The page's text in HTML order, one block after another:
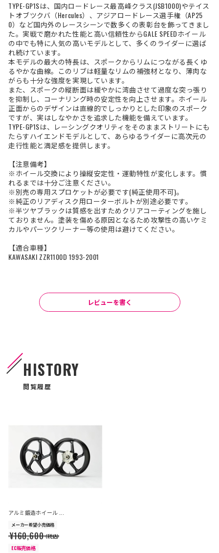
TYPE-GP1Sは、国内ロードレース最高峰クラス(JSB1000)やテイス
トオブツクバ（Hercules）、アジアロードレース選手権（AP25
0）など国内外のレースシーンで数多くの表彰台を飾ってきまし
た。実戦で磨かれた性能と高い信頼性からGALE SPEEDホイール
の中でも特に人気の高いモデルとして、多くのライダーに選ば
れ続けています。
本モデルの最大の特長は、スポークからリムにつながる長くゆ
るやかな曲線。このリブは軽量なリムの補強材となり、薄肉な
がらも十分な強度を実現しています。
また、スポークの縦断面は緩やかに湾曲させて過度な突っ張り
を抑制し、コーナリング時の安定性を向上させます。ホイール
正面からのデザインは直線的でしっかりとした印象のスポーク
ですが、実はしなやかさを追求した機能を備えています。
TYPE-GP1Sは、レーシングクオリティをそのままストリートにも
たらすハイエンドモデルとして、あらゆるライダーに高次元の
走行性能と満足感を提供します。
【注意備考】
※ホイール交換により操縦安定性・運動特性が変化します。慣
れるまでは十分ご注意ください。
※別売の専用スプロケットが必要です(純正使用不可)。
※純正のリアディスク用ローターボルトが別途必要です。
※半ツヤブラックは質感を出すためクリアコーティングを施し
ておりません。塗装を傷める原因となるため攻撃性の高いケミ
カルやパーツクリーナー等の使用は避けてください。
【適合車種】
KAWASAKI ZZR1100D 1993-2001
レビューを書く
HISTORY
閲覧履歴
アルミ鍛造ホイール ...
メーカー希望小売価格
¥160,600（税込）
EC販売価格